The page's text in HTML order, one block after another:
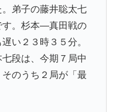
弟子の藤井聡太七
す。杉本―真田戦の
い２３時３５分。
段は、今期７局中
のうち２局が「最